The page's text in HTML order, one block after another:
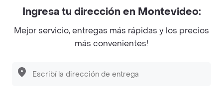
Categorías
Ingresa tu dirección en Montevideo:
Mejor servicio, entregas más rápidas y los precios
más convenientes!